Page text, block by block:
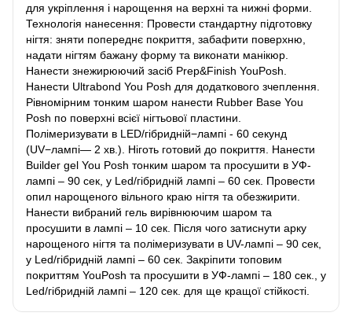
для укріплення і нарощення на верхні та нижні форми.
Технологія нанесення: Провести стандартну підготовку
нігтя: зняти попереднє покриття, забафити поверхню,
надати нігтям бажану форму та виконати манікюр.
Нанести знежирюючий засіб Prep&Finish YouPosh.
Нанести Ultrabond You Posh для додаткового зчеплення.
Рівномірним тонким шаром нанести Rubber Base You
Posh по поверхні всієї нігтьової пластини.
Полімеризувати в LED/гібридній−лампі - 60 секунд
(UV−лампі— 2 хв.). Ніготь готовий до покриття. Нанести
Builder gel You Posh тонким шаром та просушити в УФ-
лампі – 90 сек, у Led/гібридній лампі – 60 сек. Провести
опил нарощеного вільного краю нігтя та обезжирити.
Нанести вибраний гель вирівнюючим шаром та
просушити в лампі – 10 сек. Після чого затиснути арку
нарощеного нігтя та полімеризувати в UV-лампі – 90 сек,
у Led/гібридній лампі – 60 сек. Закріпити топовим
покриттям YouPosh та просушити в УФ-лампі – 180 сек., у
Led/гібридній лампі – 120 сек. для ще кращої стійкості.